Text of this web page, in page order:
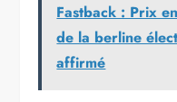
Fastback : Prix
de la berline
affirmé